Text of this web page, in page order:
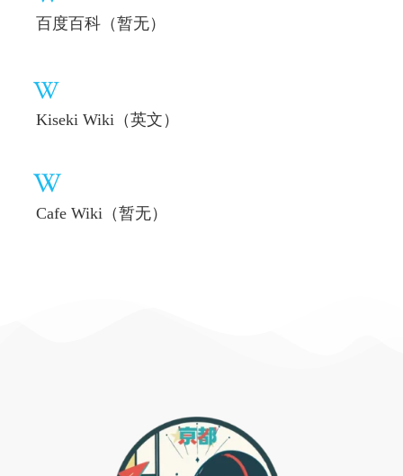
百度百科（暂无）
Kiseki Wiki（英文）
Cafe Wiki（暂无）